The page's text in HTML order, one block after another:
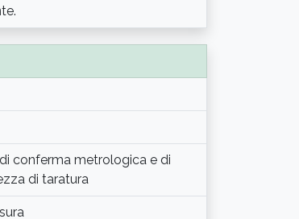
conferma metrologica e di
di taratura